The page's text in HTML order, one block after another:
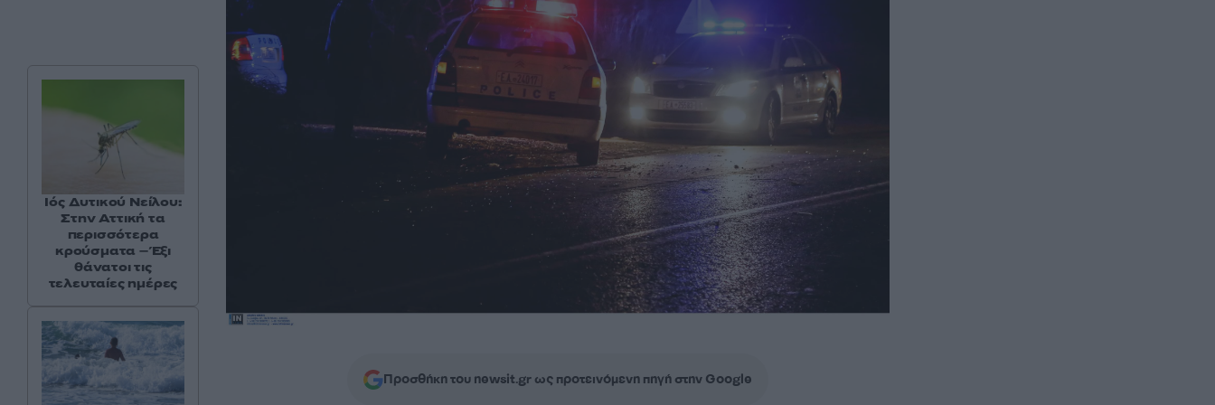
Προσθήκη του newsit.gr ως προτεινόμενη πηγή στην Google
Ιός Δυτικού Νείλου:
Στην Αττική τα
περισσότερα
κρούσματα – Έξι
θάνατοι τις
τελευταίες ημέρες